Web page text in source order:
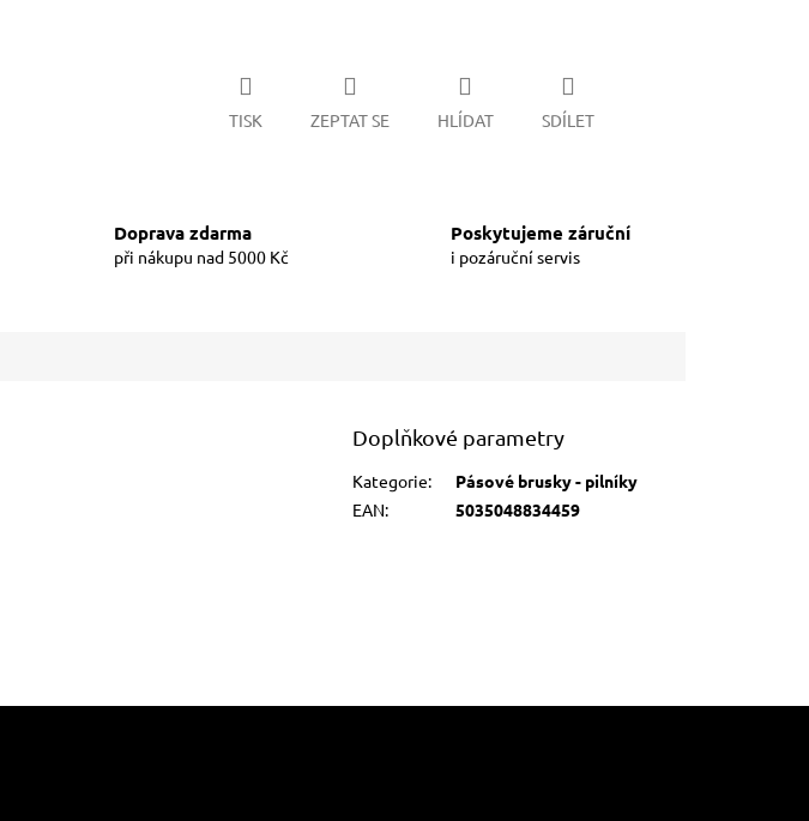
TISK ZEPTAT SE HLÍDAT SDÍLET
Doprava zdarma
při nákupu nad 5000 Kč
Poskytujeme záruční
i pozáruční servis
Doplňkové parametry
Kategorie:
Pásové brusky - pilníky
EAN: 5035048834459